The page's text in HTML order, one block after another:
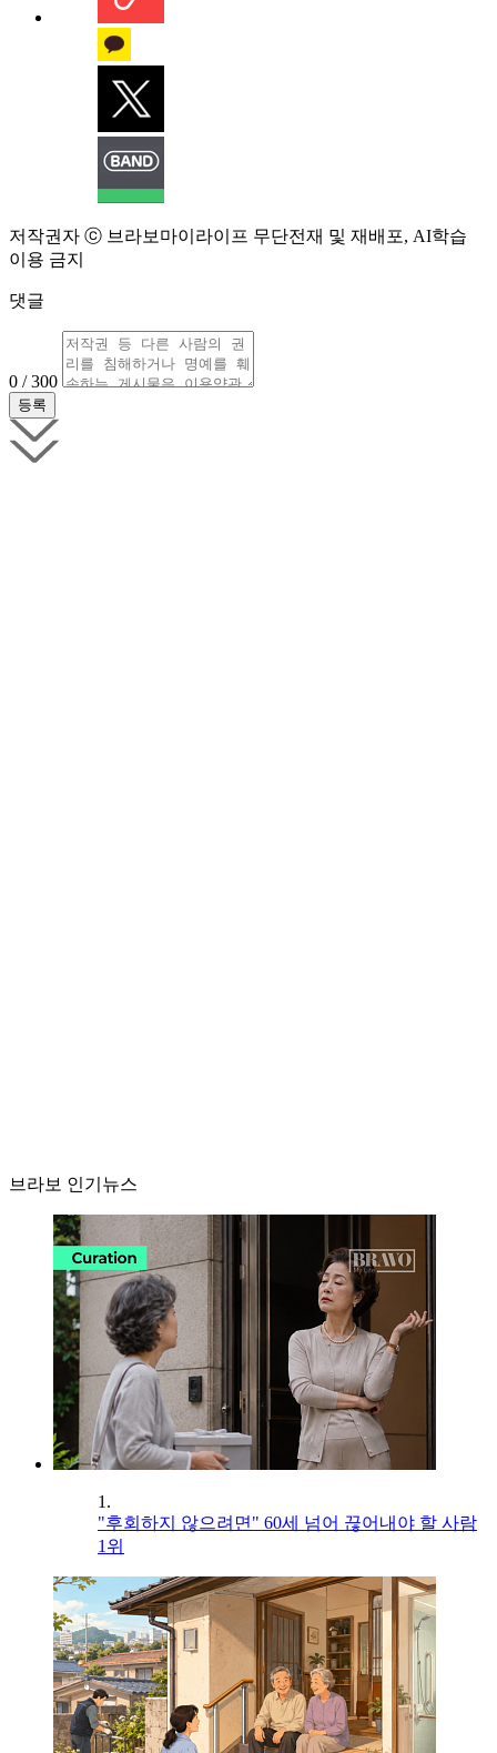
저작권자 ⓒ 브라보마이라이프 무단전재 및 재배포, AI학습
이용 금지
댓글
0 / 300
브라보 인기뉴스
1.
"후회하지 않으려면" 60세 넘어 끊어내야 할 사람
1위